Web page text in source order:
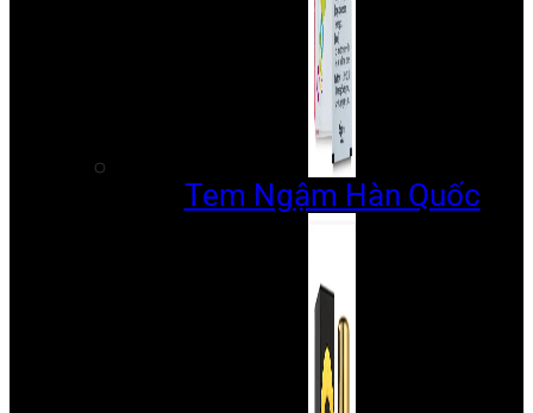
Tem Ngậm Hàn Quốc